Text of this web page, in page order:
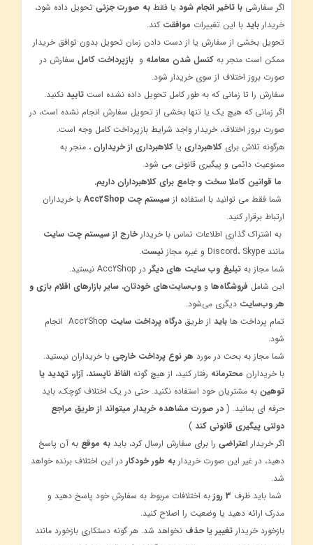
اگر سفارشی با تاخیر انجام شود یا فقط به صورت جزئی تحویل داده شود،
خریدار باید با این تغییرات موافقت کند.
تحویل بخشی از سفارش یا از دست دادن زمان تحویل بدون توافق خریدار
ممکن است منجر به کنسل شدن معامله و بازپرداخت کامل سفارش در
صورت بروز اختلاف از سوی خریدار شود.
سفارش را تا زمانی که به طور کامل تحویل داده نشده است تایید نکنید.
اگر زمانی که هیچ یک یا تنها بخشی از تحویل سفارش انجام نشده است، در
صورت بروز اختلاف، خریدار واجد شرایط بازپرداخت کامل وجه است.
هرگونه تلاش برای کلاهبرداری یا کلاهبرداری از خریداران ، منجر به
ممنوعیت دائمی و پیگیری قانونی می شود.
ما قوانین کاملا سخت و جامع برای کلاهبرداران داریم.
شما فقط می توانید با استفاده از سیستم چت Acc2Shop
با خریداران
ارتباط برقرار کنید.
به اشتراک گذاری اطلاعات تماس با خریدارخارج از سیستم چت سایت
مانند Discord، Skype و غیره مجاز
نیست.
شما مجاز به تبلیغ وب سایت های دیگر در Acc2Shop نیستید.
این شامل فروشگاه‌ها و وب‌سایت‌های خودتان، سایر بازارهای اقلام بازی و
هر وب‌سایت دیگری می‌شود.
تمام پرداخت ها باید از طریق درگاه پرداخت سایت
Acc2Shop انجام
شود.
شما مجاز به بحث در مورد هر نوع پرداخت خارجی با خریداران نیستید.
با خریداران محترمانه رفتار کنید، از هیچ گونه الفاظ ناپسند، آزار، تهدید یا
توهین به مشتریان خود استفاده نکنید. حتی در یک اختلاف کوچک، باید
حرفه ای بمانید. ( در صورت مشاهده خریدار میتواند از طریق مراجع
دولتی پیگیری قانونی کند )
اگر خریدار اعتراضی را برای سفارش ارسال کرد، باید به موقع به آن پاسخ
دهید، در غیر این صورت خریدار به طور خودکار در این اختلاف برنده خواهد
شد.
شما باید ظرف 3 روز
به اختلافات مربوط به سفارش خود پاسخ دهید و
مدرک ارائه دهید یا وضعیت را اصلاح کنید.
بازخورد خریدار تغییر یا حذف نخواهد شد. هر گونه دستکاری بازخورد مانند